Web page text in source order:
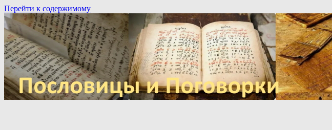
Перейти к содержимому